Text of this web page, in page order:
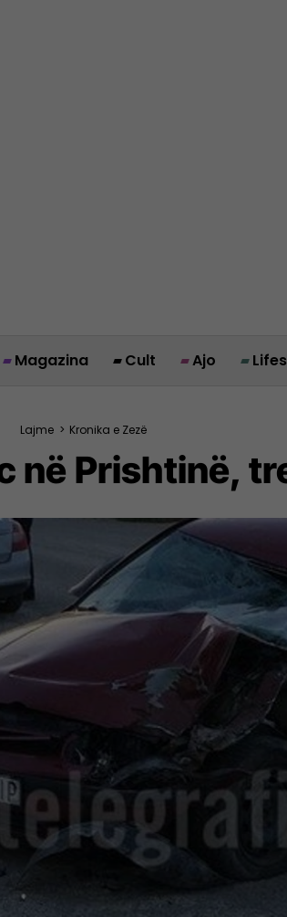
Magazina Cult Ajo
Lajme > Kronika e Zezë
në Prishtinë,